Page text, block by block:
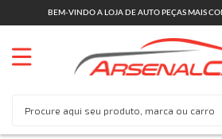
BEM-VINDO A LOJA DE AUTO PEÇAS MAIS